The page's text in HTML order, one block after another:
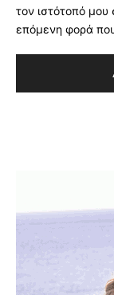
τον ιστότοπό
επόμενη φορά